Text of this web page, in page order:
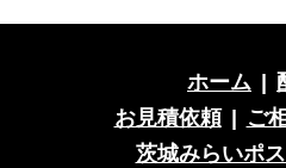
ホーム
お見積依頼
ご
茨城みらいポ